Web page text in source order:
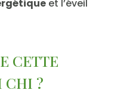
et l’éveil
CETTE
CHI ?